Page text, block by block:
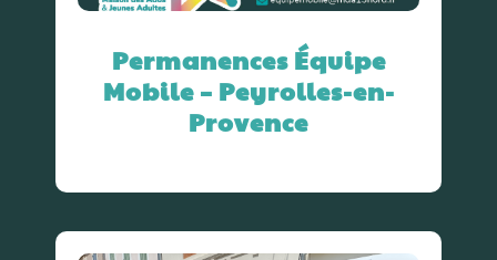
Permanences Équipe
Mobile – Peyrolles-en-
Provence